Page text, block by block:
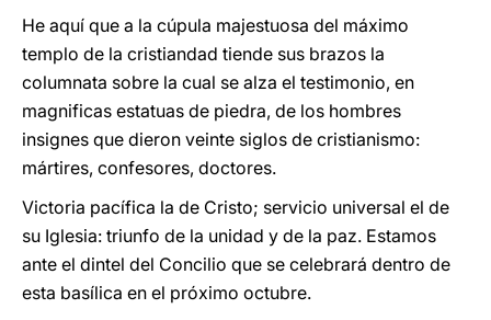
He aquí que a la cúpula majestuosa del máximo
templo de la cristiandad tiende sus brazos la
columnata sobre la cual se alza el testimonio, en
magnificas estatuas de piedra, de los hombres
insignes que dieron veinte siglos de cristianismo:
mártires, confesores, doctores.
Victoria pacífica la de Cristo; servicio universal el de
su Iglesia: triunfo de la unidad y de la paz. Estamos
ante el dintel del Concilio que se celebrará dentro de
esta basílica en el próximo octubre.